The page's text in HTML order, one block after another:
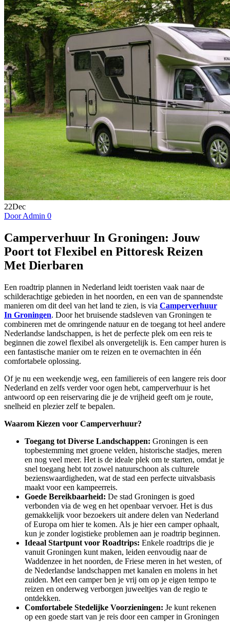
22Dec
Door Admin 0
Camperverhuur In Groningen: Jouw
Poort tot Flexibel en Pittoresk Reizen
Met Dierbaren
Een roadtrip plannen in Nederland leidt toeristen vaak naar de
schilderachtige gebieden in het noorden, en een van de spannendste
manieren om dit deel van het land te zien, is via Camperverhuur
In Groningen. Door het bruisende stadsleven van Groningen te
combineren met de omringende natuur en de toegang tot heel andere
Nederlandse landschappen, is het de perfecte plek om een reis te
beginnen die zowel flexibel als onvergetelijk is. Een camper huren is
een fantastische manier om te reizen en te overnachten in één
comfortabele oplossing.
Of je nu een weekendje weg, een familiereis of een langere reis door
Nederland en zelfs verder voor ogen hebt, camperverhuur is het
antwoord op een reiservaring die je de vrijheid geeft om je route,
snelheid en plezier zelf te bepalen.
Waarom Kiezen voor Camperverhuur?
Toegang tot Diverse Landschappen: Groningen is een
topbestemming met groene velden, historische stadjes, meren
en nog veel meer. Het is de ideale plek om te starten, omdat je
snel toegang hebt tot zowel natuurschoon als culturele
bezienswaardigheden, wat de stad een perfecte uitvalsbasis
maakt voor een kampeerreis.
Goede Bereikbaarheid: De stad Groningen is goed
verbonden via de weg en het openbaar vervoer. Het is dus
gemakkelijk voor bezoekers uit andere delen van Nederland
of Europa om hier te komen. Als je hier een camper ophaalt,
kun je zonder logistieke problemen aan je roadtrip beginnen.
Ideaal Startpunt voor Roadtrips: Enkele roadtrips die je
vanuit Groningen kunt maken, leiden eenvoudig naar de
Waddenzee in het noorden, de Friese meren in het westen, of
de Nederlandse landschappen met kanalen en molens in het
zuiden. Met een camper ben je vrij om op je eigen tempo te
reizen en onderweg verborgen juweeltjes van de regio te
ontdekken.
Comfortabele Stedelijke Voorzieningen: Je kunt rekenen
op een goede start van je reis door een camper in Groningen